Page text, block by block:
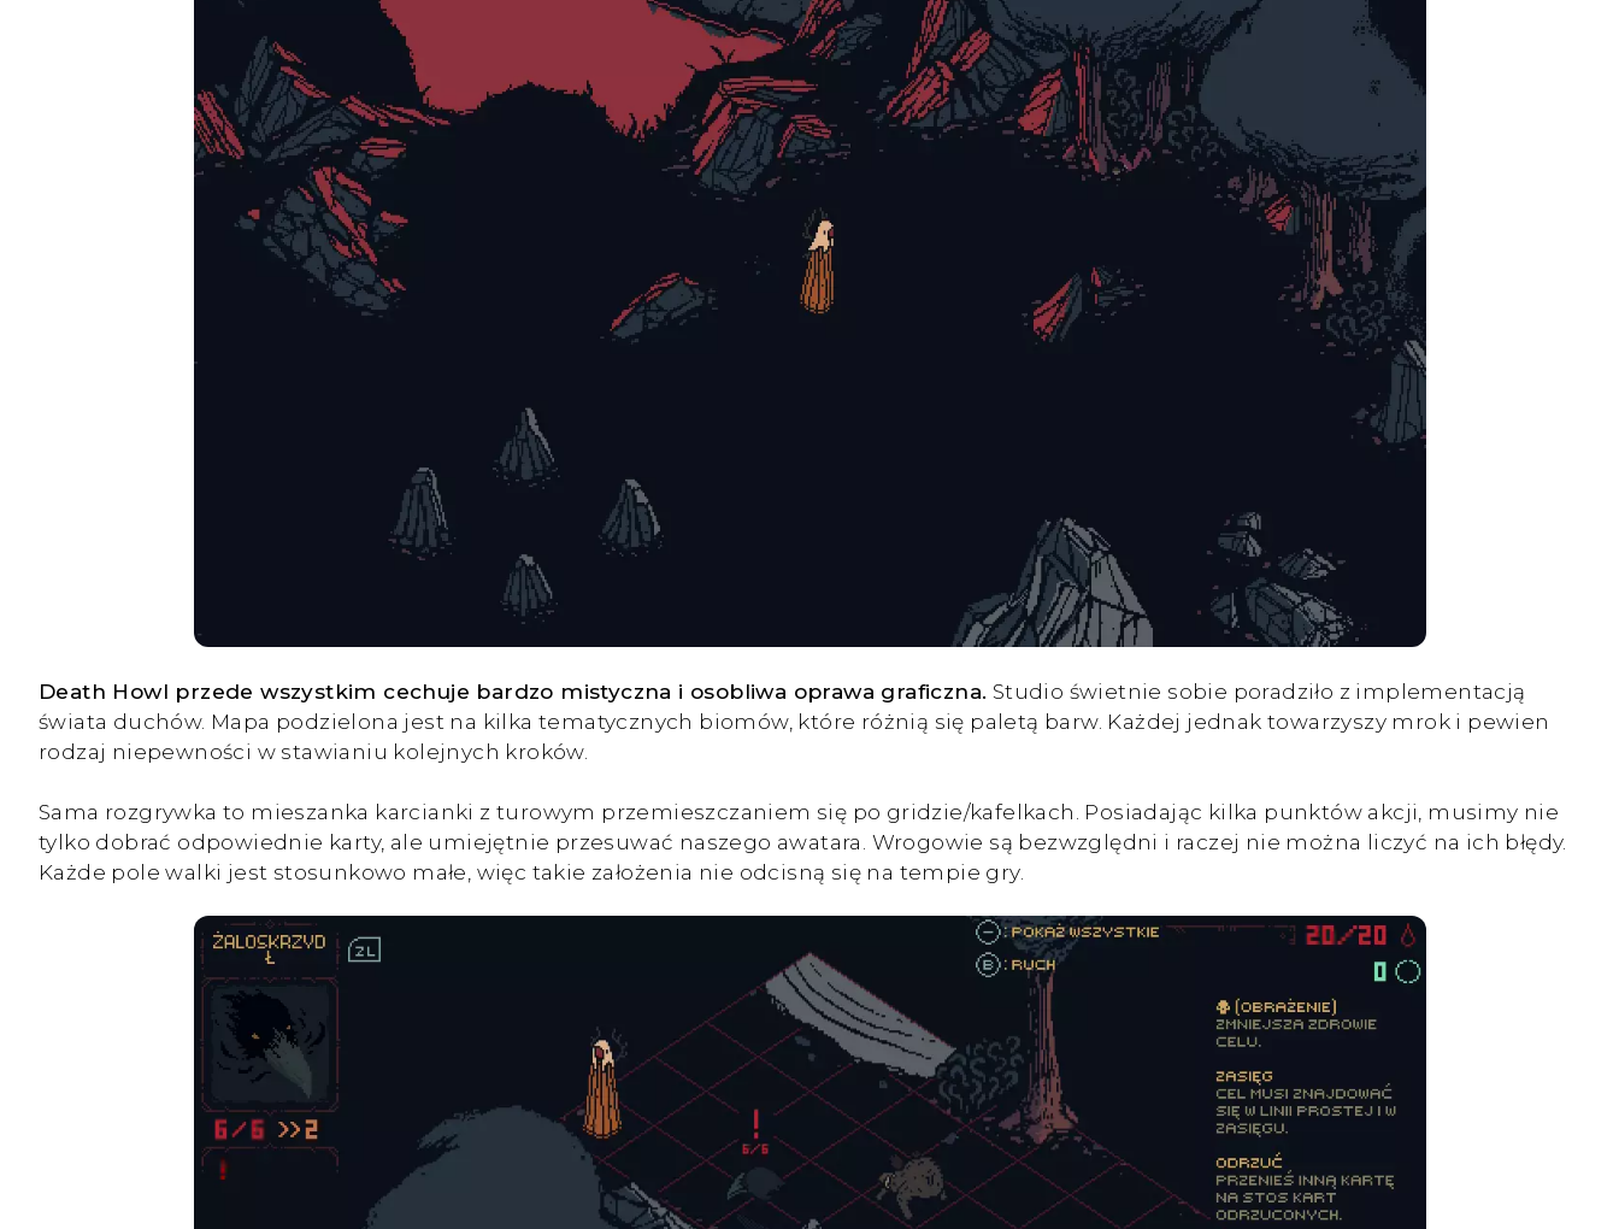
Death Howl przede wszystkim cechuje bardzo mistyczna i osobliwa oprawa graficzna. Studio świetnie sobie poradziło z implementacją
świata duchów. Mapa podzielona jest na kilka tematycznych biomów, które różnią się paletą barw. Każdej jednak towarzyszy mrok i pewien
rodzaj niepewności w stawianiu kolejnych kroków.
Sama rozgrywka to mieszanka karcianki z turowym przemieszczaniem się po gridzie/kafelkach. Posiadając kilka punktów akcji, musimy nie
tylko dobrać odpowiednie karty, ale umiejętnie przesuwać naszego awatara. Wrogowie są bezwzględni i raczej nie można liczyć na ich błędy.
Każde pole walki jest stosunkowo małe, więc takie założenia nie odcisną się na tempie gry.